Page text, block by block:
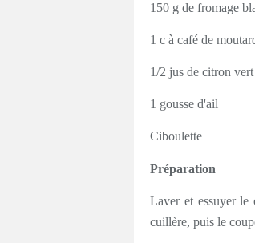
150 g de fromage
1 c à café de
1/2 jus de citron
1 gousse d'ail
Ciboulette
Préparation
Laver et essuyer le
cuillère, puis le